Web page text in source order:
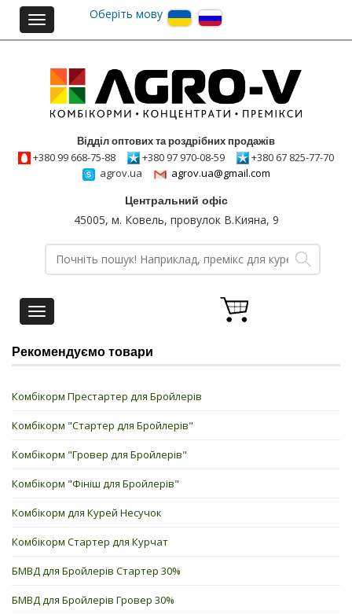
Toggle
navigation
Оберіть мову
Відділ оптових та роздрібних продажів
+380 99 668-75-88
+380 97 970-08-59
+380 67 825-77-70
agrov.ua
agrov.ua@gmail.com
Центральний офіс
45005, м. Ковель, провулок В.Кияна, 9
Toggle
navigation
Рекомендуємо товари
Комбікорм Престартер для Бройлерів
Комбікорм "Стартер для Бройлерів"
Комбікорм "Гровер для Бройлерів"
Комбікорм "Фініш для Бройлерів"
Комбікорм для Курей Несучок
Комбікорм Стартер для Курчат
БМВД для Бройлерів Стартер 30%
БМВД для Бройлерів Гровер 30%